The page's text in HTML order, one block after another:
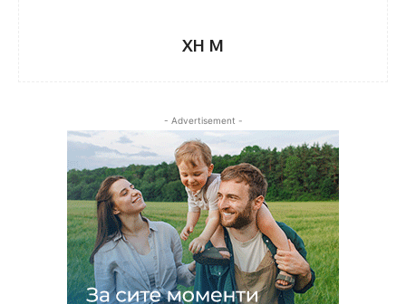
XH M
- Advertisement -